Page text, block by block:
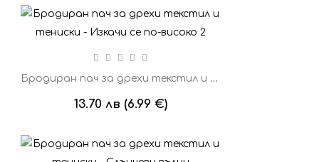
Бродиран пач за дрехи текстил и тениски - Изкачи се по-високо 2
13.70 лв (6.99 €)